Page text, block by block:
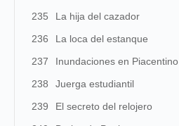
235
La hija del cazador
236
La loca del estanque
237
Inundaciones en Piacentino
238
Juerga estudiantil
239
El secreto del relojero